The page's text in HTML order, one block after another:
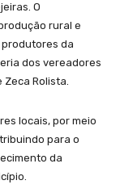
O
rural e
da
dos vereadores
Zeca Rolista.
locais, por meio
para o
da